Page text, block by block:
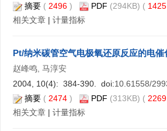
摘要 ( 2496 ) PDF (294KB) ( 1425
相关文章 | 计量指标
Pt/纳米碳管空气电极氧还原反应的电催
赵峰鸣, 马淳安
2004, 10(4): 384-390. doi:10.61558/
摘要 ( 2474 ) PDF (313KB) ( 2269
相关文章 | 计量指标